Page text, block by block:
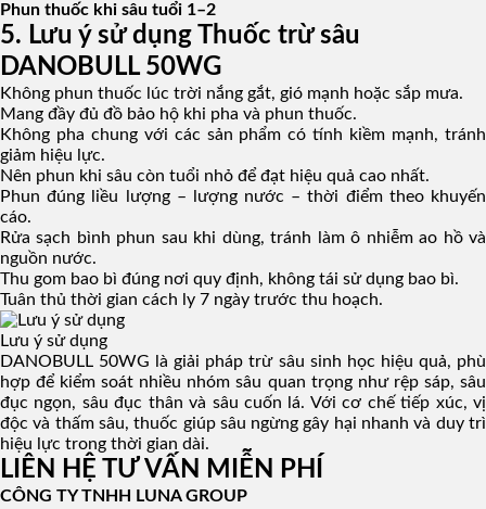
Phun thuốc khi sâu tuổi 1–2
5. Lưu ý sử dụng Thuốc trừ sâu
DANOBULL 50WG
Không phun thuốc lúc trời nắng gắt, gió mạnh hoặc sắp mưa.
Mang đầy đủ đồ bảo hộ khi pha và phun thuốc.
Không pha chung với các sản phẩm có tính kiềm mạnh, tránh
giảm hiệu lực.
Nên phun khi sâu còn tuổi nhỏ để đạt hiệu quả cao nhất.
Phun đúng liều lượng – lượng nước – thời điểm theo khuyến
cáo.
Rửa sạch bình phun sau khi dùng, tránh làm ô nhiễm ao hồ và
nguồn nước.
Thu gom bao bì đúng nơi quy định, không tái sử dụng bao bì.
Tuân thủ thời gian cách ly 7 ngày trước thu hoạch.
Lưu ý sử dụng
DANOBULL 50WG là giải pháp trừ sâu sinh học hiệu quả, phù
hợp để kiểm soát nhiều nhóm sâu quan trọng như rệp sáp, sâu
đục ngọn, sâu đục thân và sâu cuốn lá. Với cơ chế tiếp xúc, vị
độc và thấm sâu, thuốc giúp sâu ngừng gây hại nhanh và duy trì
hiệu lực trong thời gian dài.
LIÊN HỆ TƯ VẤN MIỄN PHÍ
CÔNG TY TNHH LUNA GROUP